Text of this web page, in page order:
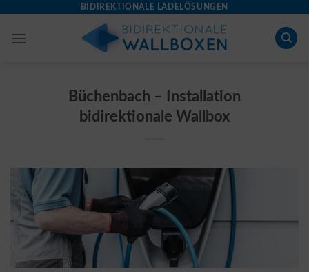
content
BIDIREKTIONALE LADELÖSUNGEN
Büchenbach – Installation
bidirektionale Wallbox